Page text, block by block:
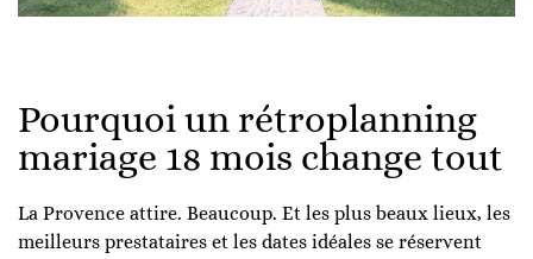
Pourquoi un rétroplanning
mariage 18 mois change tout
La Provence attire. Beaucoup. Et les plus beaux lieux, les
meilleurs prestataires et les dates idéales se réservent